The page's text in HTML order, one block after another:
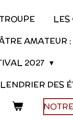
LES
AMATEUR
2027
DES